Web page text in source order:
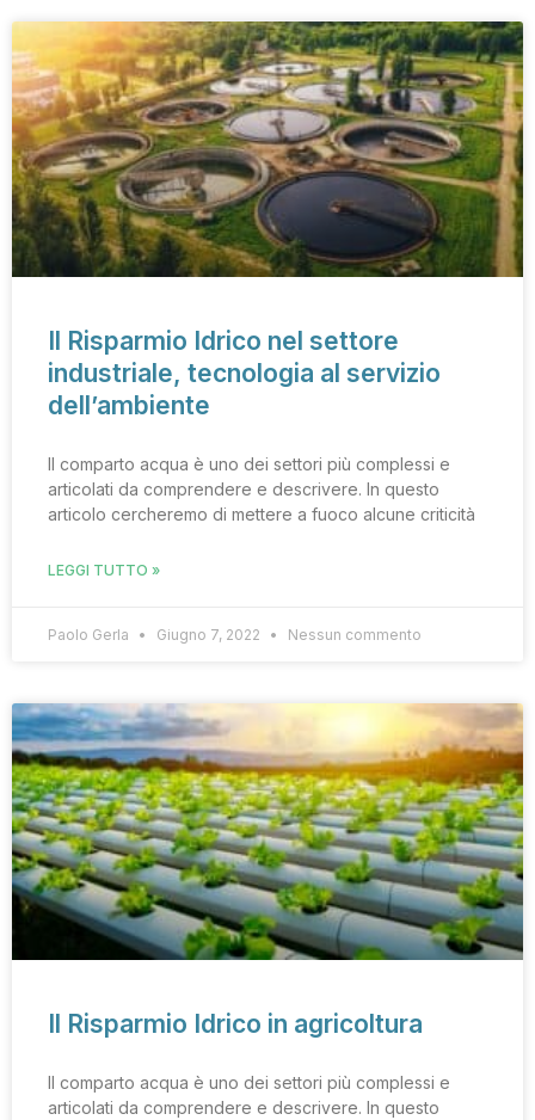
Il Risparmio Idrico nel settore
industriale, tecnologia al servizio
dell’ambiente
Il comparto acqua è uno dei settori più complessi e
articolati da comprendere e descrivere. In questo
articolo cercheremo di mettere a fuoco alcune criticità
LEGGI TUTTO »
Paolo Gerla Giugno 7, 2022 Nessun commento
Il Risparmio Idrico in agricoltura
Il comparto acqua è uno dei settori più complessi e
articolati da comprendere e descrivere. In questo